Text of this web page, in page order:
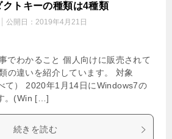
トキーの種類は4種類
公開日： 2019年4月21日
でわかること 個人向けに販売されて
の違いを紹介しています。 対象
て） 2020年1月14日にWindows7の
。(Win […]
続きを読む